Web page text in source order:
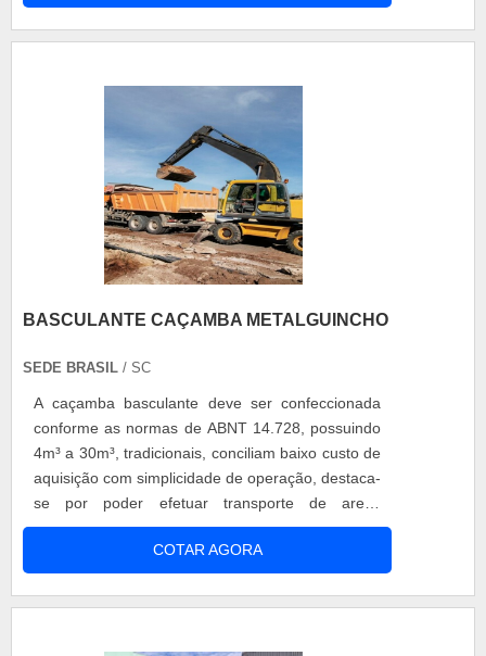
BASCULANTE CAÇAMBA METALGUINCHO
SEDE BRASIL / SC
A caçamba basculante deve ser confeccionada
conforme as normas de ABNT 14.728, possuindo
4m³ a 30m³, tradicionais, conciliam baixo custo de
aquisição com simplicidade de operação, destaca-
se por poder efetuar transporte de areia,
cascalho, terra, etc. O material pode ter um pistão
acionado em leque ou frontal e ainda,
acionamento direto de 2 pistões.
COTAR AGORA